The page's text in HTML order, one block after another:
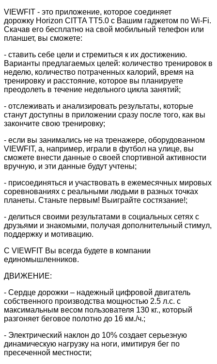
VIEWFIT - это приложение, которое соединяет
дорожку Horizon CITTA TT5.0 с Вашим гаджетом по Wi-Fi.
Скачав его бесплатно на свой мобильный телефон или
планшет, вы сможете:
- ставить себе цели и стремиться к их достижению.
Варианты предлагаемых целей: количество тренировок в
неделю, количество потраченных калорий, время на
тренировку и расстояние, которое вы планируете
преодолеть в течение недельного цикла занятий;
- отслеживать и анализировать результаты, которые
станут доступны в приложении сразу после того, как вы
закончите свою тренировку;
- если вы занимались не на тренажере, оборудованном
VIEWFIT, а, например, играли в футбол на улице, вы
сможете внести данные о своей спортивной активности
вручную, и эти данные будут учтены;
- присоединяться и участвовать в ежемесячных мировых
соревнованиях с реальными людьми в разных точках
планеты. Станьте первым! Выиграйте состязание!;
- делиться своими результатами в социальных сетях с
друзьями и знакомыми, получая дополнительный стимул,
поддержку и мотивацию.
С VIEWFIT Вы всегда будете в компании
единомышленников.
ДВИЖЕНИЕ:
- Сердце дорожки – надежный цифровой двигатель
собственного производства мощностью 2.5 л.с. с
максимальным весом пользователя 130 кг., который
разгоняет беговое полотно до 16 км./ч.;
- Электрический наклон до 10% создает серьезную
динамическую нагрузку на ноги, имитируя бег по
пресеченной местности;